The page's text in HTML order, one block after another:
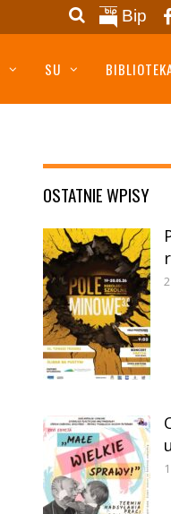
Bip
SU
OSTATNIE WPISY